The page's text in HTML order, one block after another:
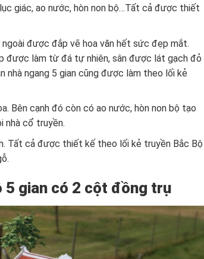
giác, ao nước, hòn non bộ…Tất cả được thiết
được đắp vẽ hoa văn hết sức đẹp mắt.
được làm từ đá tự nhiên, sân được lát gạch đỏ
nhà ngang 5 gian cũng được làm theo lối kẻ
Bên cạnh đó còn có ao nước, hòn non bộ tạo
nhà cổ truyền.
Tất cả được thiết kế theo lối kẻ truyền Bắc Bộ
5 gian có 2 cột đồng trụ